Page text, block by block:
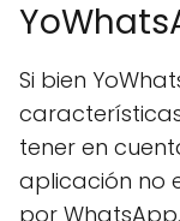
Si bien
tener en
aplicación no
por